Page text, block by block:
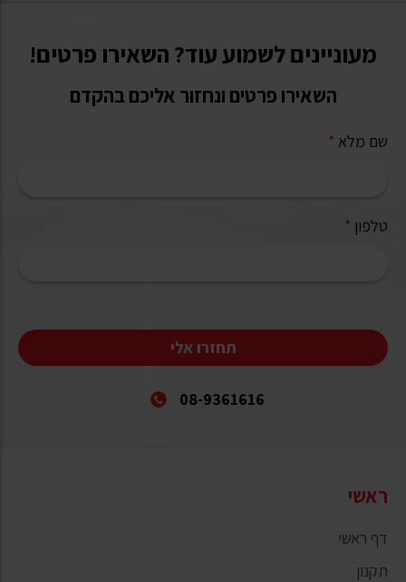
מעוניינים לשמוע עוד? השאירו פרטים!
השאירו פרטים ונחזור אליכם בהקדם
שם מלא *
טלפון *
תחזרו אלי
08-9361616
ראשי
דף ראשי
תקנון